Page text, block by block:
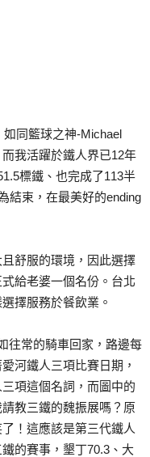
同籃球之神-Michael
我活躍於鐵人界已12年
標鐵、也完成了113半
結束，在最美好的ending
舒服的環境，因此選擇
給老婆一個名份。台北
擇服務於餐飲業。
往常的騎車回家，路邊每
河鐵人三項比賽日期，
項這個名詞，而圖中的
教三鐵的魏振展嗎？原
！這應該是第三代鐵人
的賽事，墾丁70.3、大